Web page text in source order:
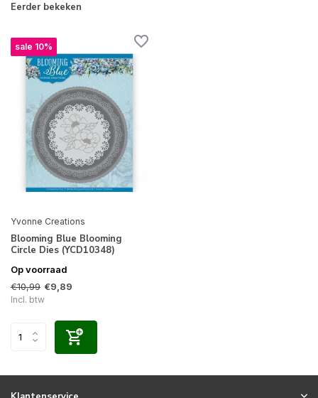
Eerder bekeken
sale 10%
Yvonne Creations
Blooming Blue Blooming
Circle Dies (YCD10348)
Op voorraad
€10,99 €9,89
Incl. btw